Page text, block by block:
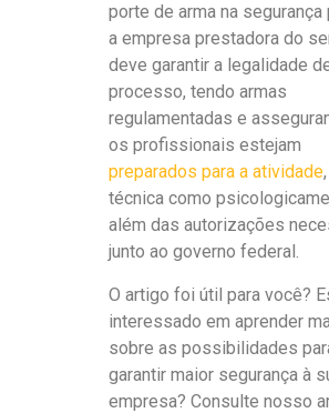
porte de arma na segurança
a empresa prestadora do
deve garantir a legalidade
processo, tendo armas
regulamentadas e
os profissionais estejam
preparados para a atividade
técnica como
além das autorizações
junto ao governo federal.
O artigo foi útil para você?
interessado em aprender
sobre as possibilidades
garantir maior segurança à
empresa? Consulte nosso